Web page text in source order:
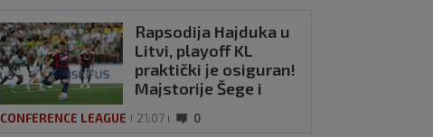
Rapsodija Hajduka u
Litvi, playoff KL
praktički je osiguran!
Majstorije Šege i
CONFERENCE LEAGUE 21:07 0